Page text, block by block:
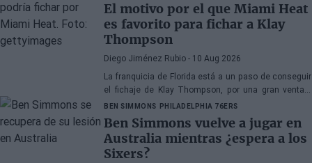
El motivo por el que Miami Heat
es favorito para fichar a Klay
Thompson
Diego Jiménez Rubio - 10 Aug 2026
La franquicia de Florida está a un paso de conseguir
el fichaje de Klay Thompson, por una gran ventaja
competitiva en la puja por él respecto a los Lakers.
BEN SIMMONS PHILADELPHIA 76ERS
Ben Simmons vuelve a jugar en
Australia mientras ¿espera a los
Sixers?